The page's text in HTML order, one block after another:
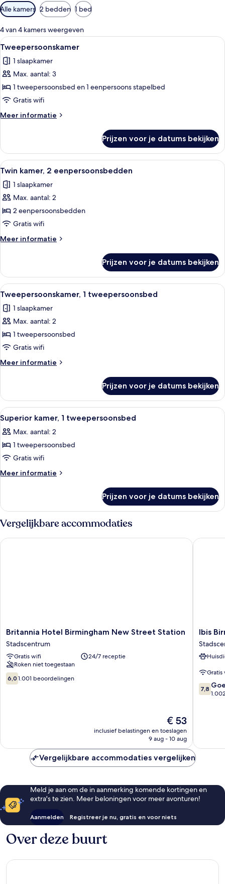
Beschikbare
filters
voor
kamers
Alle kamers 2 bedden 1 bed
4 van 4 kamers weergeven
Alle
foto's
voor
Tweepersoonskamer
laden
Tweepersoonskamer | Een bureau,
15
Tweepersoonskamer
1 slaapkamer
Max. aantal: 3
1 tweepersoonsbed en 1 eenpersoons stapelbed
Gratis wifi
Meer informatie
Meer
Prijzen voor je datums bekijken
Alle
foto's
voor
Twin
kamer,
2
eenpersoonsbedden
laden
Een hotelkamer met een bed, een
13
Twin kamer, 2 eenpersoonsbedden
1 slaapkamer
Max. aantal: 2
2 eenpersoonsbedden
Gratis wifi
Meer informatie
Meer
kamer,
eenpersoonsbedden
Prijzen voor je datums bekijken
Alle
foto's
voor
Tweepersoonskamer,
1
tweepersoonsbed
laden
Tweepersoonskamer, 1
7
Tweepersoonskamer, 1 tweepersoonsbed
1 slaapkamer
Max. aantal: 2
1 tweepersoonsbed
Gratis wifi
Meer informatie
Meer
1
tweepersoonsbed
Prijzen voor je datums bekijken
Alle
foto's
voor
Superior
kamer,
1
Een hotelkamer met twee bedden,
15
Superior kamer, 1 tweepersoonsbed
Max. aantal: 2
1 tweepersoonsbed
Gratis wifi
Meer informatie
Meer
kamer,
1
tweepersoonsbed
Prijzen voor je datums bekijken
Vergelijkbare accommodaties
Britannia
Hotel
Birmingham
New
Street
Station
Stadscentrum
Britannia Hotel Birmingham New Street Station
Stadscentrum
Gratis wifi
24/7 receptie
Roken niet toegestaan
6.0
van
6,0 1.001 beoordelingen
De
prijs
is
€ 53
inclusief belastingen en toeslagen
9 aug - 10 aug
Britannia Hotel Birmingham New Street Station
Ibis
New
Street
Hotel
Ibis
Gratis
7.8
van
7,8
Ibis
Vergelijkbare accommodaties vergelijken
Meld je aan om de in aanmerking komende kortingen en
extra's te zien. Meer beloningen voor meer avonturen!
Aanmelden Registreer je nu, gratis en voor niets
Over deze buurt